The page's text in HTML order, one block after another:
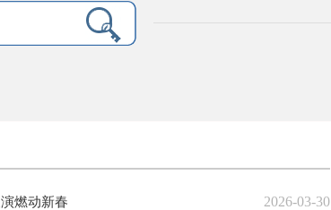
燃动新春 2026-03-30